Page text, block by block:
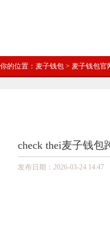
你的位置： 麦子钱包 > 麦子钱包官
check thei麦子钱包
发布日期：2026-03-24